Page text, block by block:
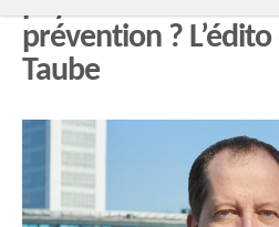
prévention ?
Taube